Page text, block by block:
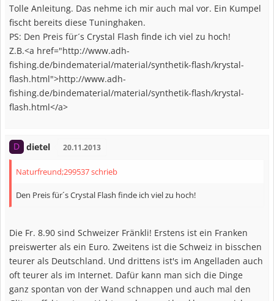
Tolle Anleitung. Das nehme ich mir auch mal vor. Ein Kumpel
fischt bereits diese Tuninghaken.
PS: Den Preis für´s Crystal Flash finde ich viel zu hoch!
Z.B.<a href="http://www.adh-
fishing.de/bindematerial/material/synthetik-flash/krystal-
flash.html">http://www.adh-
fishing.de/bindematerial/material/synthetik-flash/krystal-
flash.html</a>
D dietel 20.11.2013
Naturfreund;299537 schrieb
Den Preis für´s Crystal Flash finde ich viel zu hoch!
Die Fr. 8.90 sind Schweizer Fränkli! Erstens ist ein Franken
preiswerter als ein Euro. Zweitens ist die Schweiz in bisschen
teurer als Deutschland. Und drittens ist's im Angelladen auch
oft teurer als im Internet. Dafür kann man sich die Dinge
ganz spontan von der Wand schnappen und auch mal den